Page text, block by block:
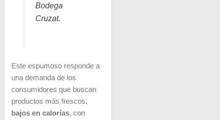
Bodega
Cruzat.
Este espumoso responde a
una demanda de los
consumidores que buscan
productos más frescos,
bajos en calorías, con